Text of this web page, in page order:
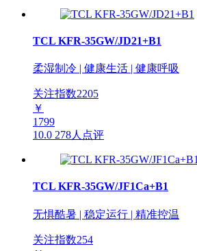
TCL KFR-35GW/JD21+B1
柔湿制冷 | 健康生活 | 健康呼吸
关注指数2205
￥
1799
10.0 278人点评
TCL KFR-35GW/JF1Ca+B1
无惧酷暑 | 稳定运行 | 精准控温
关注指数254